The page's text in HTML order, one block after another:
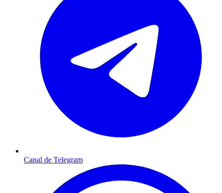
Canal de Telegram